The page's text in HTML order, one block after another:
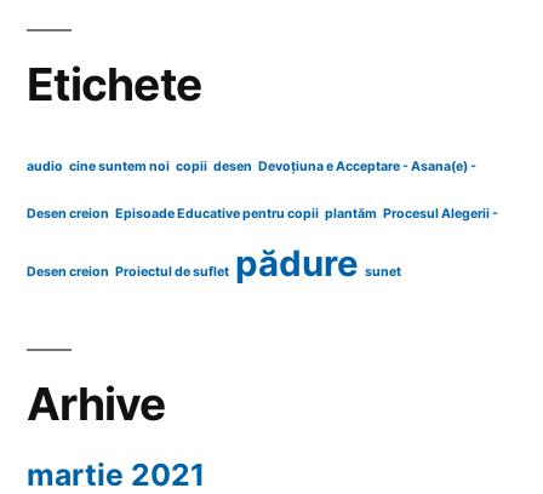
Etichete
audio cine suntem noi copii desen Devoțiuna e Acceptare - Asana(e) -
Desen creion Episoade Educative pentru copii plantăm Procesul Alegerii -
Desen creion Proiectul de suflet pădure sunet
Arhive
martie 2021